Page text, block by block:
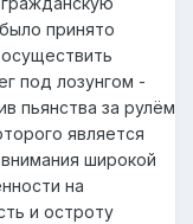
принято
под лозунгом -
пьянства за рулём
является
широкой
на
и остроту